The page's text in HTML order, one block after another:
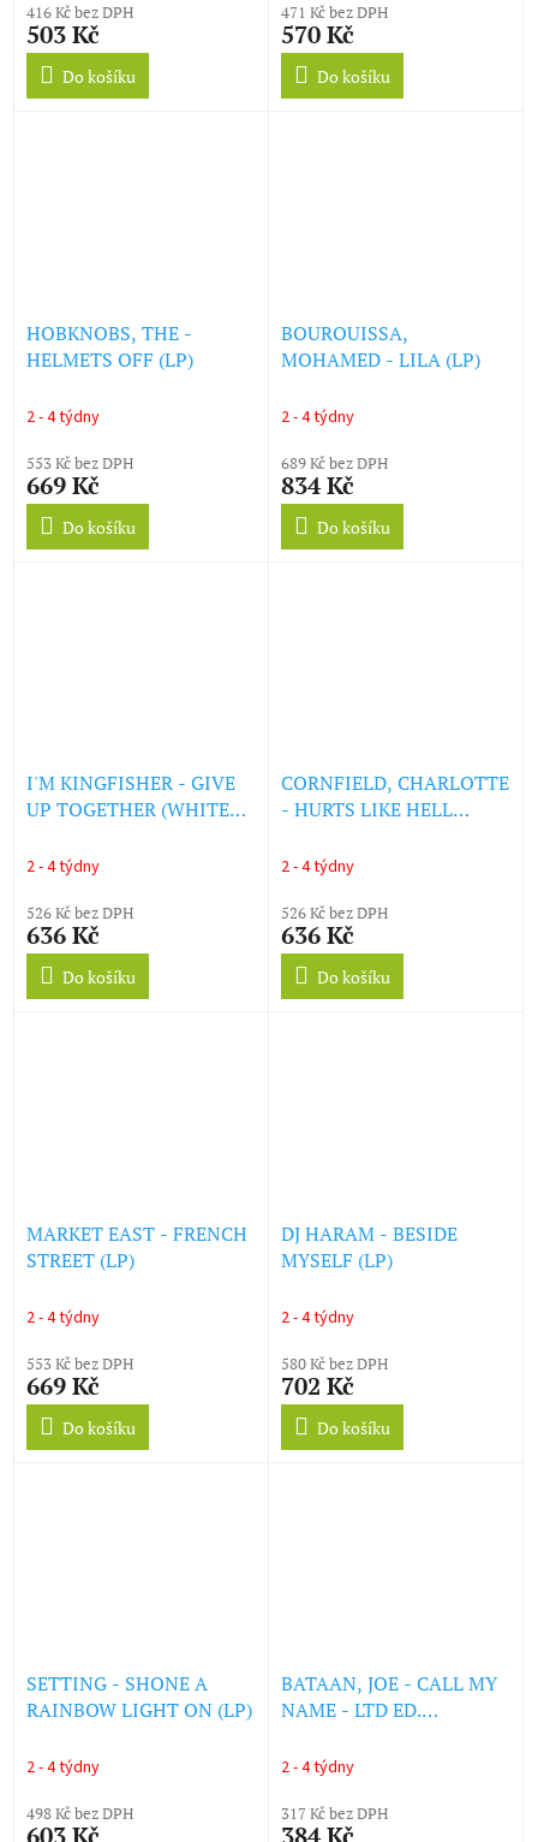
416 Kč bez DPH
503 Kč
Do košíku
471 Kč bez DPH
570 Kč
Do košíku
HOBKNOBS, THE -
HELMETS OFF (LP)
2 - 4 týdny
553 Kč bez DPH
669 Kč
Do košíku
BOUROUISSA,
MOHAMED - LILA (LP)
2 - 4 týdny
689 Kč bez DPH
834 Kč
Do košíku
I'M KINGFISHER - GIVE
UP TOGETHER (WHITE
2 - 4 týdny
526 Kč bez DPH
636 Kč
Do košíku
CORNFIELD, CHARLOTTE
- HURTS LIKE HELL
SWIRL VINYL) (LP)
2 - 4 týdny
526 Kč bez DPH
636 Kč
Do košíku
MARKET EAST - FRENCH
STREET (LP)
2 - 4 týdny
553 Kč bez DPH
669 Kč
Do košíku
DJ HARAM - BESIDE
MYSELF (LP)
2 - 4 týdny
580 Kč bez DPH
702 Kč
Do košíku
SETTING - SHONE A
RAINBOW LIGHT ON (LP)
2 - 4 týdny
498 Kč bez DPH
BATAAN, JOE - CALL MY
NAME - LTD ED.
2 - 4 týdny
317 Kč bez DPH